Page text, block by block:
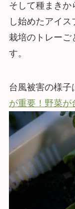
そして種まきか
し始めたアイ
栽培のトレーご
す。
台風被害の様
が重要！野菜が